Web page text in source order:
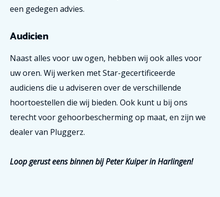
een gedegen advies.
Audicien
Naast alles voor uw ogen, hebben wij ook alles voor
uw oren. Wij werken met Star-gecertificeerde
audiciens die u adviseren over de verschillende
hoortoestellen die wij bieden. Ook kunt u bij ons
terecht voor gehoorbescherming op maat, en zijn we
dealer van Pluggerz.
Loop gerust eens binnen bij Peter Kuiper in Harlingen!